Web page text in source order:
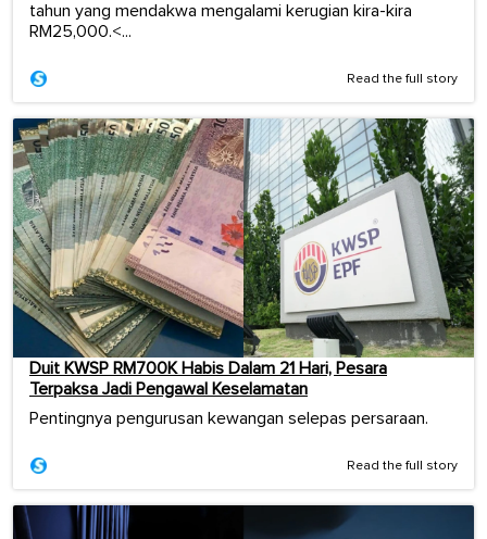
tahun yang mendakwa mengalami kerugian kira-kira
RM25,000.<...
Read the full story
Duit KWSP RM700K Habis Dalam 21 Hari, Pesara
Terpaksa Jadi Pengawal Keselamatan
Pentingnya pengurusan kewangan selepas persaraan.
Read the full story